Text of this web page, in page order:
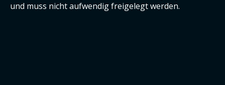
und muss nicht aufwendig freigelegt werden.